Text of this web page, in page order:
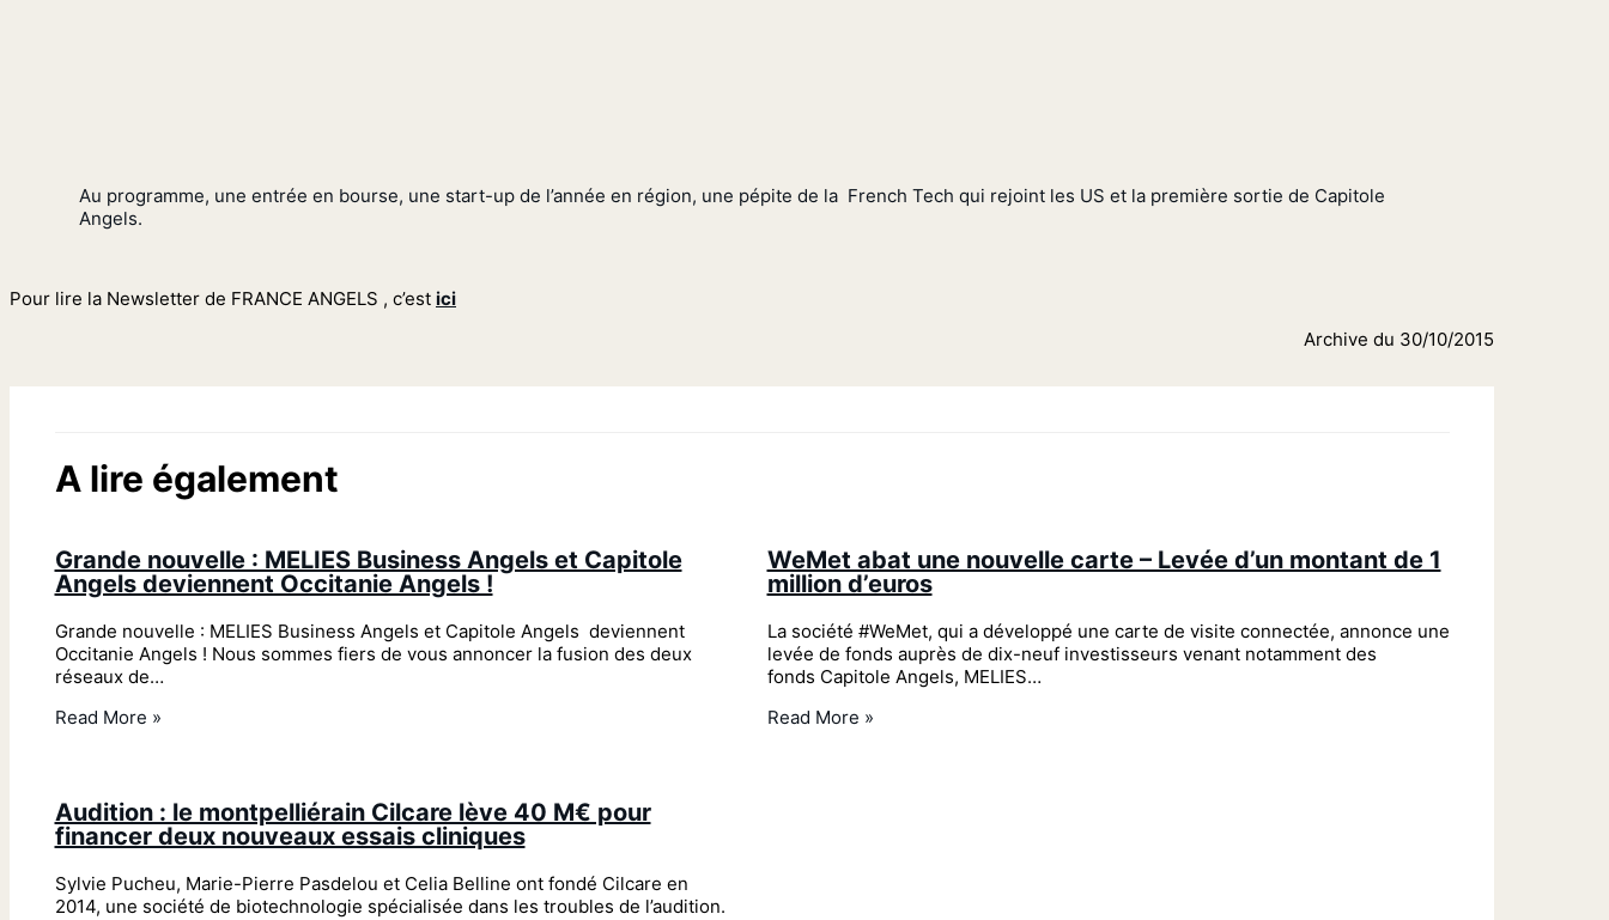
Au programme, une entrée en bourse, une start-up de l’année en région, une pépite de la French Tech qui rejoint les US et la première sortie de Capitole
Angels.
Pour lire la Newsletter de FRANCE ANGELS , c’est ici
Archive du 30/10/2015
A lire également
Grande nouvelle : MELIES Business Angels et Capitole
Angels deviennent Occitanie Angels !
Grande nouvelle : MELIES Business Angels et Capitole Angels deviennent
Occitanie Angels ! Nous sommes fiers de vous annoncer la fusion des deux
réseaux de…
Read More »
WeMet abat une nouvelle carte – Levée d’un montant de 1
million d’euros
La société #WeMet, qui a développé une carte de visite connectée, annonce une
levée de fonds auprès de dix-neuf investisseurs venant notamment des
fonds Capitole Angels, MELIES…
Read More »
Audition : le montpelliérain Cilcare lève 40 M€ pour
financer deux nouveaux essais cliniques
Sylvie Pucheu, Marie-Pierre Pasdelou et Celia Belline ont fondé Cilcare en
2014, une société de biotechnologie spécialisée dans les troubles de l’audition.